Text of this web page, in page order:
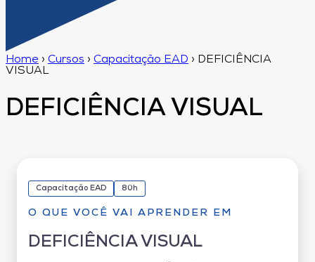
Home › Cursos › Capacitação EAD › DEFICIÊNCIA
VISUAL
DEFICIÊNCIA VISUAL
Capacitação EAD 80h
O QUE VOCÊ VAI APRENDER EM
DEFICIÊNCIA VISUAL